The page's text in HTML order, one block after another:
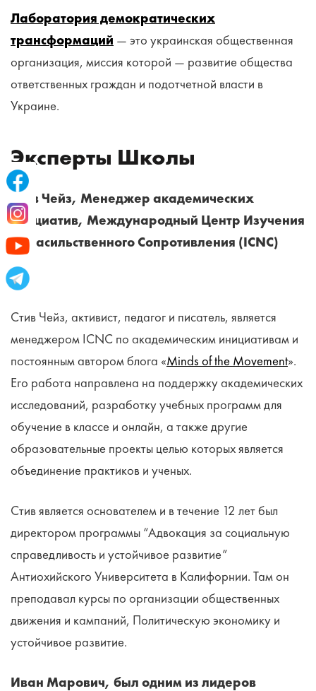
Лаборатория демократических
трансформаций — это украинская общественная
организация, миссия которой — развитие общества
ответственных граждан и подотчетной власти в
Украине.
Эксперты Школы
Стив Чейз, Менеджер академических
инициатив, Международный Центр Изучения
Ненасильственного Сопротивления (ICNC)
Стив Чейз, активист, педагог и писатель, является
менеджером ICNC по академическим инициативам и
постоянным автором блога «Minds of the Movement».
Его работа направлена на поддержку академических
исследований, разработку учебных программ для
обучение в классе и онлайн, а также другие
образовательные проекты целью которых является
объединение практиков и ученых.
Стив является основателем и в течение 12 лет был
директором программы “Адвокация за социальную
справедливость и устойчивое развитие”
Антиохийского Университета в Калифорнии. Там он
преподавал курсы по организации общественных
движения и кампаний, Политическую экономику и
устойчивое развитие.
Иван Марович, был одним из лидеров